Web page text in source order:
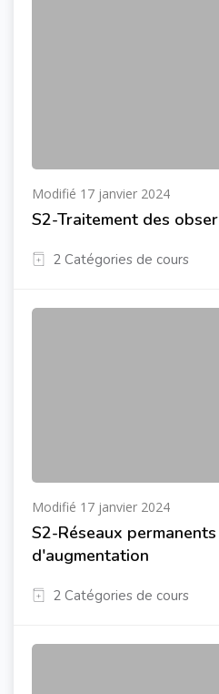
Modifié 17 janvier 2024
S2-Traitement des
2 Catégories de cours
Modifié 17 janvier 2024
S2-Réseaux
d'augmentation
2 Catégories de cours